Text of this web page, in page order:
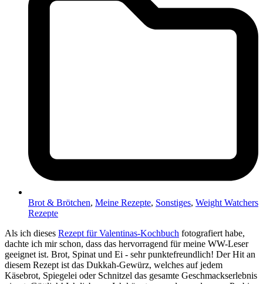
Brot & Brötchen, Meine Rezepte, Sonstiges, Weight Watchers
Rezepte
Als ich dieses Rezept für Valentinas-Kochbuch fotografiert habe,
dachte ich mir schon, dass das hervorragend für meine WW-Leser
geeignet ist. Brot, Spinat und Ei - sehr punktefreundlich! Der Hit an
diesem Rezept ist das Dukkah-Gewürz, welches auf jedem
Käsebrot, Spiegelei oder Schnitzel das gesamte Geschmackserlebnis